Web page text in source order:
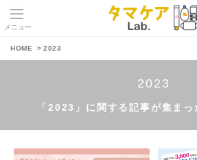
メニュー
HOME
タ
マ
2023
2023
「2023」に関する記事が集まっ